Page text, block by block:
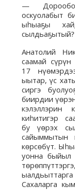
—
оскуолабыт
ыһыаҕы
сылдьаҕытый?
Анатолий
саамай
17
ыытар, үс
сиргэ
биирдии
киһитигэр
бу үөрэх
сайыммытын
көрсөбүт.
уонна быйыл
Сахаларга